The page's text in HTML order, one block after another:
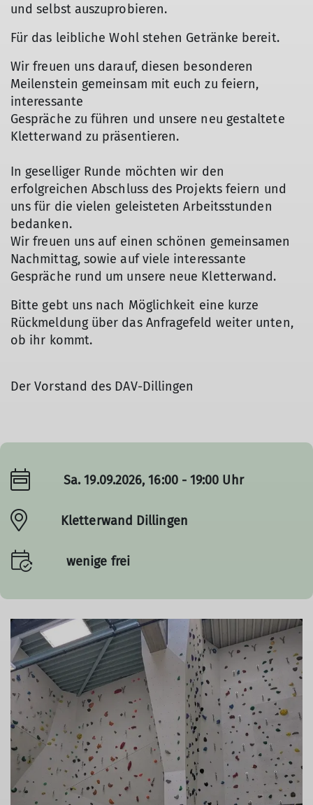
und selbst auszuprobieren.
Für das leibliche Wohl stehen Getränke bereit.
Wir freuen uns darauf, diesen besonderen
Meilenstein gemeinsam mit euch zu feiern,
interessante
Gespräche zu führen und unsere neu gestaltete
Kletterwand zu präsentieren.
In geselliger Runde möchten wir den
erfolgreichen Abschluss des Projekts feiern und
uns für die vielen geleisteten Arbeitsstunden
bedanken.
Wir freuen uns auf einen schönen gemeinsamen
Nachmittag, sowie auf viele interessante
Gespräche rund um unsere neue Kletterwand.
Bitte gebt uns nach Möglichkeit eine kurze
Rückmeldung über das Anfragefeld weiter unten,
ob ihr kommt.
Der Vorstand des DAV-Dillingen
Sa. 19.09.2026, 16:00 - 19:00 Uhr
Kletterwand Dillingen
wenige frei